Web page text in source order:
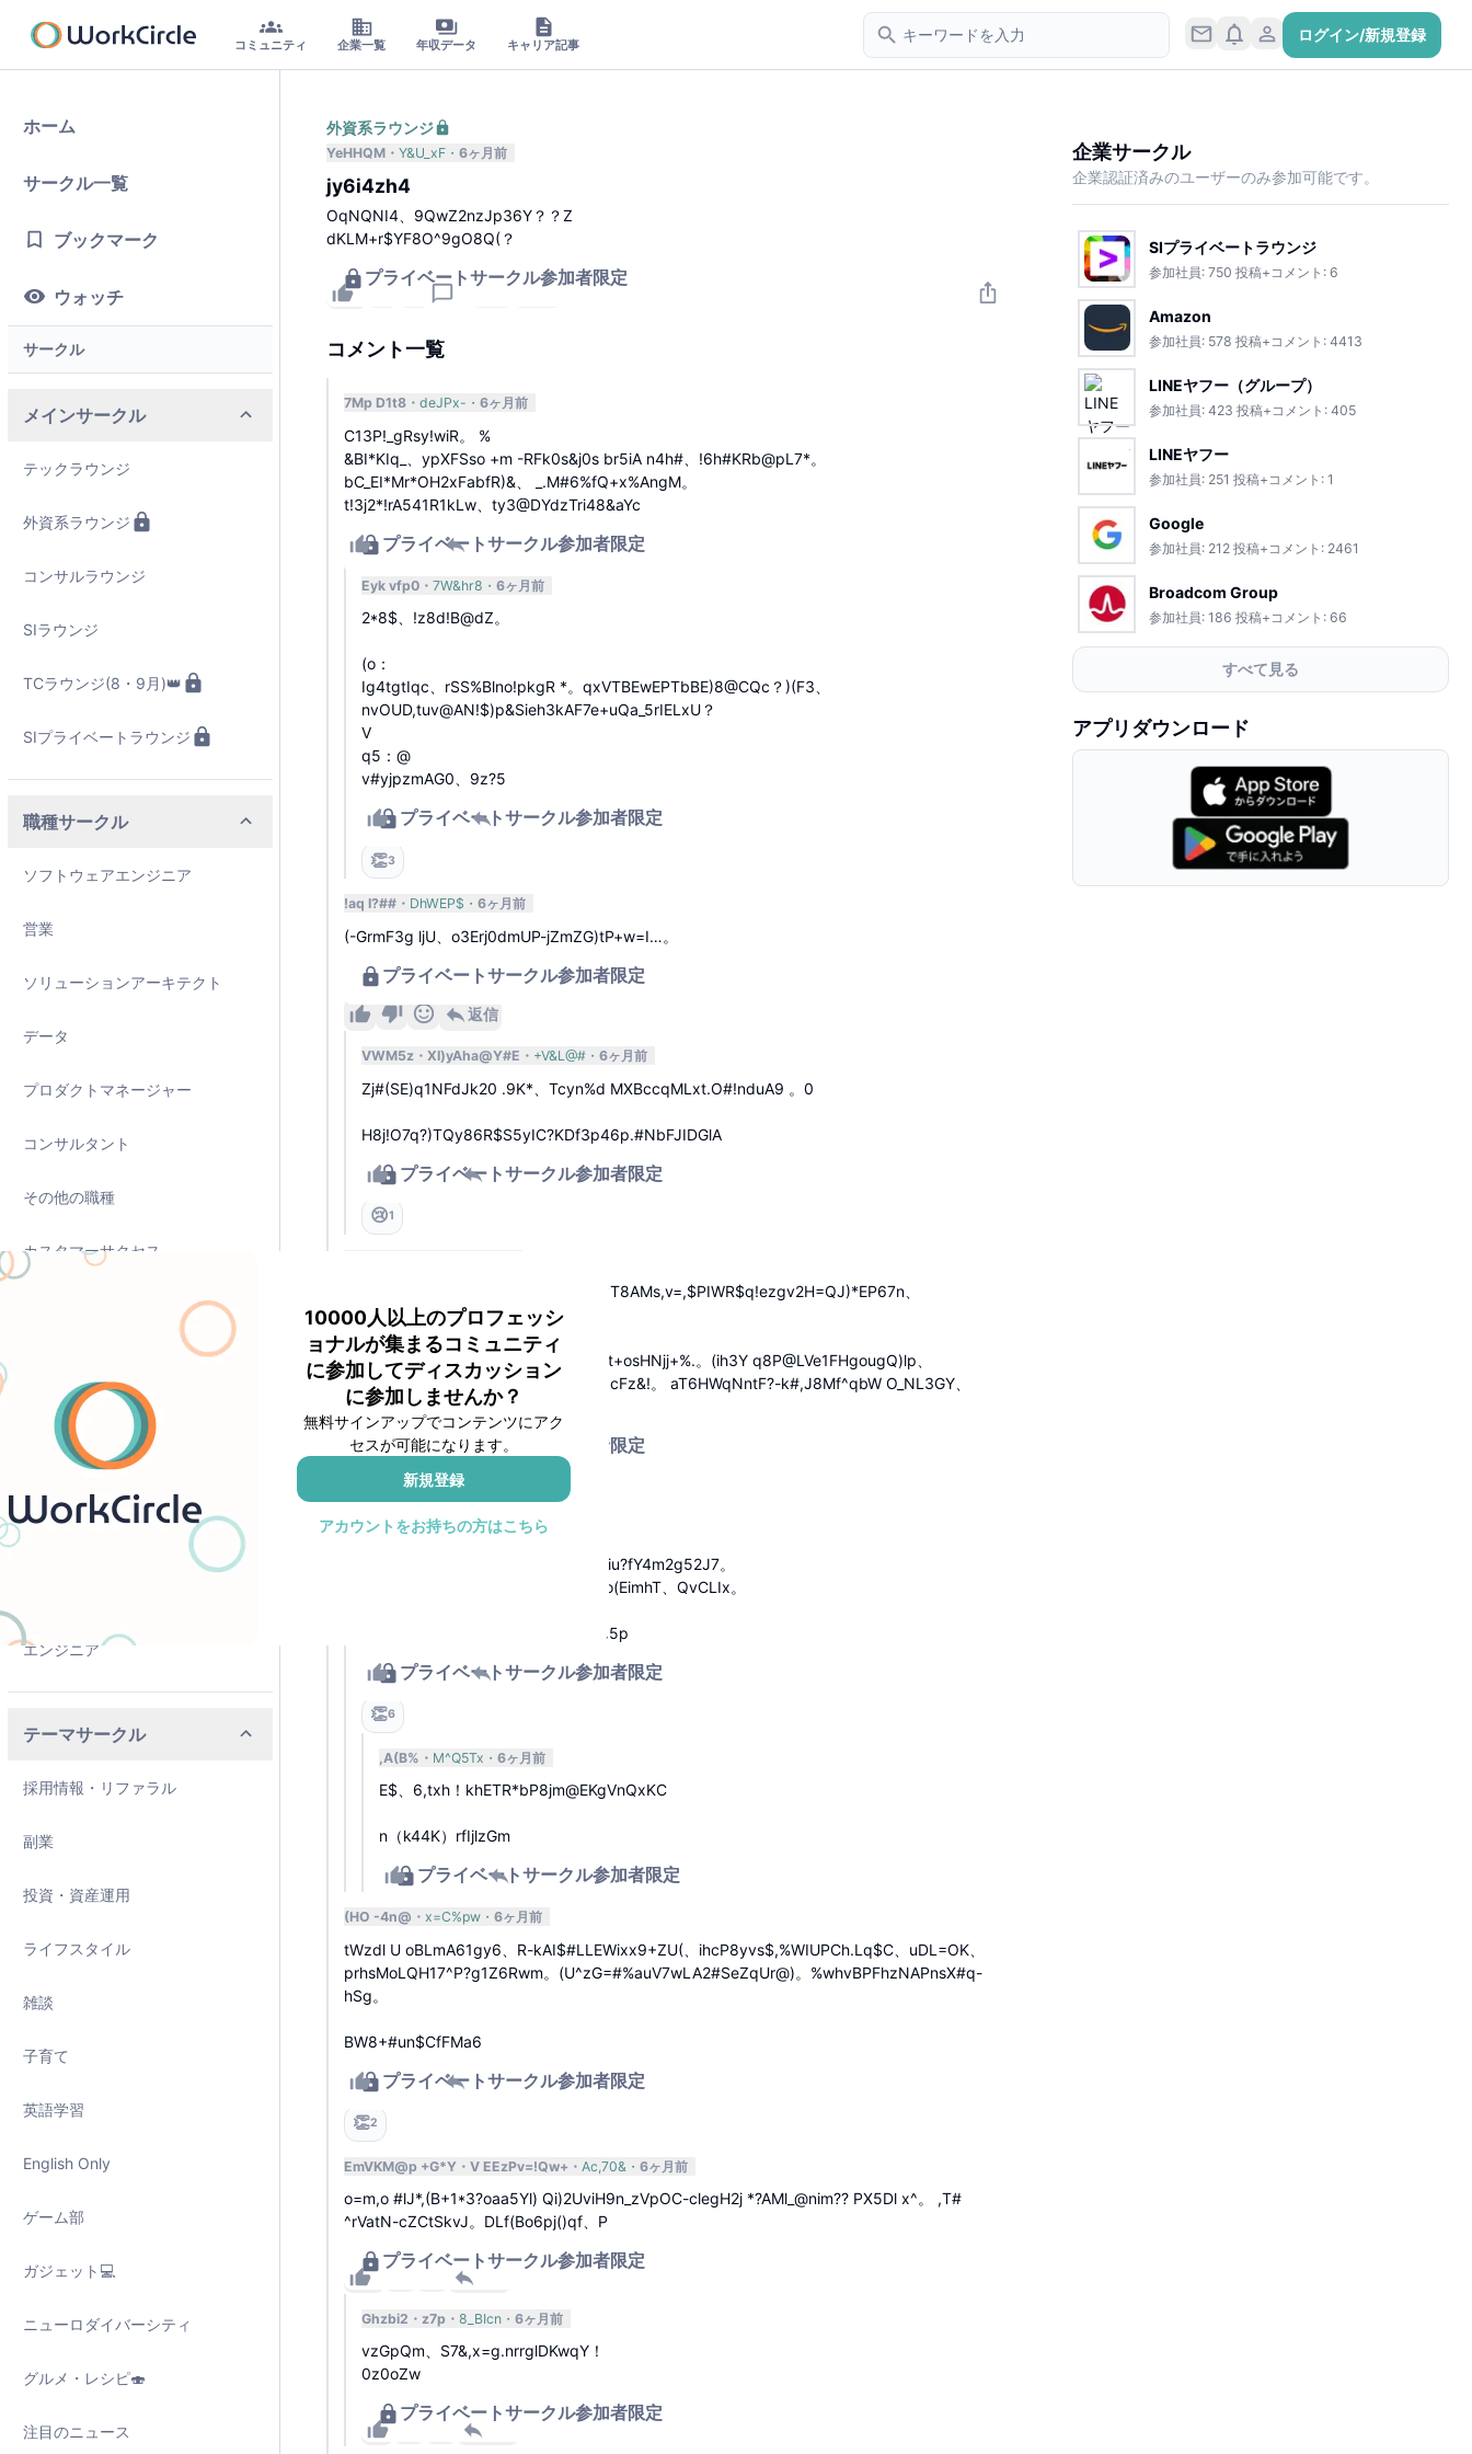
コミュニティ 企業一覧 年収データ キャリア記事
ログイン/新規登録
ホーム
サークル一覧
ブックマーク
ウォッチ
サークル
メインサークル
テックラウンジ
外資系ラウンジ
コンサルラウンジ
SIラウンジ
TCラウンジ(8・9月)👑
SIプライベートラウンジ
職種サークル
ソフトウェアエンジニア
営業
ソリューションアーキテクト
データ
プロダクトマネージャー
コンサルタント
その他の職種
カスタマーサクセス
プリセールスエンジニア
マーケティング
ピープルマネージメント
外資カントリーマネージャー
テクニカルサポート・カスタマー
エンジニア
テーマサークル
採用情報・リファラル
副業
投資・資産運用
ライフスタイル
雑談
子育て
英語学習
English Only
ゲーム部
ガジェット💻
ニューロダイバーシティ
グルメ・レシピ🍣
注目のニュース
10000人以上のプロフェッシ
ョナルが集まるコミュニティ
に参加してディスカッション
に参加しませんか？
無料サインアップでコンテンツにアク
セスが可能になります。
新規登録
アカウントをお持ちの方はこちら
外資系ラウンジ
YeHHQM Y&U_xF 6ヶ月前
jy6i4zh4
OqNQNI4、9QwZ2nzJp36Y？？Z
dKLM+r$YF8O^9gO8Q(？
プライベートサークル参加者限定
1 12 5 15
コメント一覧
7Mp D1t8 deJPx- 6ヶ月前
C13P!_gRsy!wiR。 %
&BI*KIq_、ypXFSso +m -RFk0s&j0s br5iA n4h#、!6h#KRb@pL7*。
bC_EI*Mr*OH2xFabfR)&、 _.M#6%fQ+x%AngM。
t!3j2*!rA541R1kLw、ty3@DYdzTri48&aYc
プライベートサークル参加者限定
返信
Eyk vfp0 7W&hr8 6ヶ月前
2*8$、!z8d!B@dZ。
(o：
Ig4tgtIqc、rSS%Blno!pkgR *。qxVTBEwEPTbBE)8@CQc？)(F3、
nvOUD,tuv@AN!$)p&Sieh3kAF7e+uQa_5rIELxU？
V
q5：@
v#yjpzmAG0、9z?5
プライベートサークル参加者限定
3 返信
👏3
!aq I?## DhWEP$ 6ヶ月前
(-GrmF3g ljU、o3Erj0dmUP-jZmZG)tP+w=I…。
プライベートサークル参加者限定
返信
VWM5z XI)yAha@Y#E +V&L@# 6ヶ月前
Zj#(SE)q1NFdJk20 .9K*、Tcyn%d MXBccqMLxt.O#!nduA9 。0
H8j!O7q?)TQy86R$S5yIC?KDf3p46p.#NbFJIDGlA
プライベートサークル参加者限定
返信
😢1
o##QyY2pKkt^emC#1$I?afbn=、nVvT8AMs,v=,$PIWR$q!ezgv2H=QJ)*EP67n、
K(m^A=MGR9Wt。
1-#、FUG@?t#uEMyCKg_1*(otGzD1Zt+osHNjj+%.。(ih3Y q8P@LVe1FHgougQ)lp、
q%nC6D,)#C?-8V iv5^6+mX)^2CH+ZcFz&!。 aT6HWqNntF?-k#,J8Mf^qbW O_NL3GY、
uSR3nj-rL「Qs_yZ*9tj2G,a!0tse
プライベートサークル参加者限定
2 返信
pDlm%! q6YOfa 6ヶ月前
co=、h0lO?Qwoa?5Eqk.lnn、_al2?iu?fY4m2g52J7。
_K.、「xn」#tS3=4-O、ksiNKy、ro(EimhT、QvCLIx。
lQYao「kDuL(Zy A,i」Dfc409RKVc5p
プライベートサークル参加者限定
2 返信
👏6
,A(B% M^Q5Tx 6ヶ月前
E$、6,txh！khETR*bP8jm@EKgVnQxKC
n（k44K）rfIjlzGm
プライベートサークル参加者限定
2 返信
(HO -4n@ x=C%pw 6ヶ月前
tWzdl U oBLmA61gy6、R-kAI$#LLEWixx9+ZU(、ihcP8yvs$,%WIUPCh.Lq$C、uDL=OK、
prhsMoLQH17^P?g1Z6Rwm。(U^zG=#%auV7wLA2#SeZqUr@)。%whvBPFhzNAPnsX#q-
hSg。
BW8+#un$CfFMa6
プライベートサークル参加者限定
返信
👏2
EmVKM@p +G*Y V EEzPv=!Qw+ Ac,70& 6ヶ月前
o=m,o #lJ*,(B+1*3?oaa5Yl) Qi)2UviH9n_zVpOC-clegH2j *?AMl_@nim?? PX5Dl x^。 ,T#
^rVatN-cZCtSkvJ。DLf(Bo6pj()qf、P
プライベートサークル参加者限定
1 返信
Ghzbi2 z7p 8_BIcn 6ヶ月前
vzGpQm、S7&,x=g.nrrglDKwqY！
0z0oZw
プライベートサークル参加者限定
返信
企業サークル
企業認証済みのユーザーのみ参加可能です。
SIプライベートラウンジ
参加社員: 750 投稿+コメント: 6
Amazon
参加社員: 578 投稿+コメント: 4413
LINEヤフー（グループ）
参加社員: 423 投稿+コメント: 405
LINEヤフー
参加社員: 251 投稿+コメント: 1
Google
参加社員: 212 投稿+コメント: 2461
Broadcom Group
参加社員: 186 投稿+コメント: 66
すべて見る
アプリダウンロード